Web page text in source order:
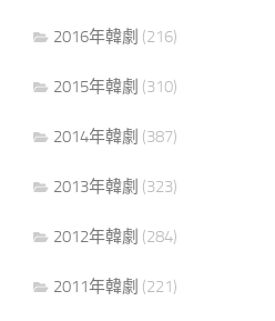
2016年韓劇 (216)
2015年韓劇 (310)
2014年韓劇 (387)
2013年韓劇 (323)
2012年韓劇 (284)
2011年韓劇 (221)